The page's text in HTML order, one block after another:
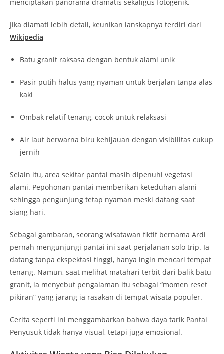
Jika diamati lebih detail, keunikan lanskapnya terdiri dari
Wikipedia
Batu granit raksasa dengan bentuk alami unik
Pasir putih halus yang nyaman untuk berjalan tanpa alas
kaki
Ombak relatif tenang, cocok untuk relaksasi
Air laut berwarna biru kehijauan dengan visibilitas cukup
jernih
Selain itu, area sekitar pantai masih dipenuhi vegetasi
alami. Pepohonan pantai memberikan keteduhan alami
sehingga pengunjung tetap nyaman meski datang saat
siang hari.
Sebagai gambaran, seorang wisatawan fiktif bernama Ardi
pernah mengunjungi pantai ini saat perjalanan solo trip. Ia
datang tanpa ekspektasi tinggi, hanya ingin mencari tempat
tenang. Namun, saat melihat matahari terbit dari balik batu
granit, ia menyebut pengalaman itu sebagai “momen reset
pikiran” yang jarang ia rasakan di tempat wisata populer.
Cerita seperti ini menggambarkan bahwa daya tarik Pantai
Penyusuk tidak hanya visual, tetapi juga emosional.